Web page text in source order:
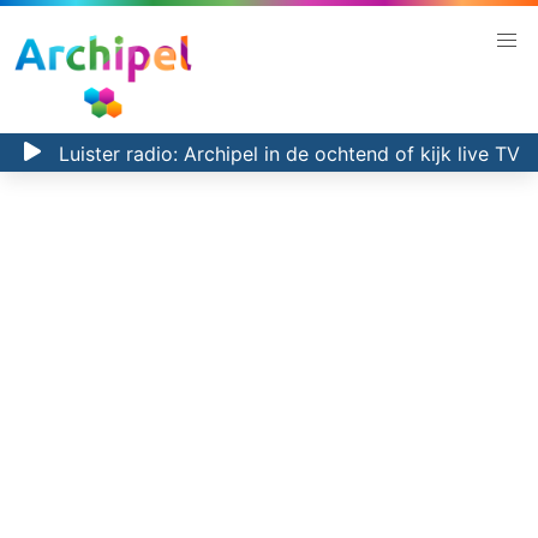
Luister radio: Archipel in de ochtend of kijk live TV